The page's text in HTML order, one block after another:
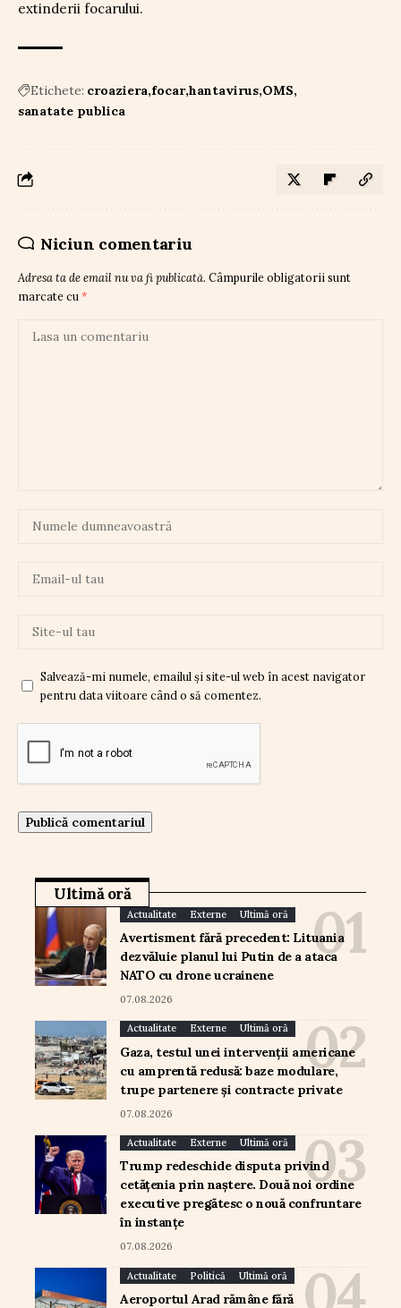
extinderii focarului.
Etichete: croaziera focar hantavirus OMS
sanatate publica
Niciun comentariu
Adresa ta de email nu va fi publicată. Câmpurile obligatorii sunt
marcate cu *
Salvează-mi numele, emailul și site-ul web în acest navigator
pentru data viitoare când o să comentez.
Ultimă oră
Actualitate Externe Ultimă oră
Avertisment fără precedent: Lituania
dezvăluie planul lui Putin de a ataca
NATO cu drone ucrainene
07.08.2026
Actualitate Externe Ultimă oră
Gaza, testul unei intervenții americane
cu amprentă redusă: baze modulare,
trupe partenere și contracte private
07.08.2026
Actualitate Externe Ultimă oră
Trump redeschide disputa privind
cetățenia prin naștere. Două noi ordine
executive pregătesc o nouă confruntare
în instanțe
07.08.2026
Actualitate Politică Ultimă oră
Aeroportul Arad rămâne fără